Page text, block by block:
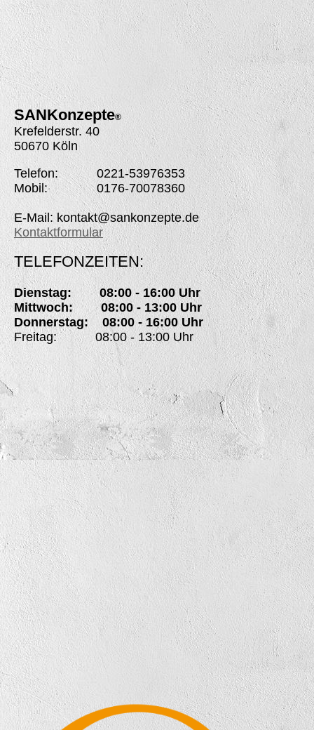
SANKonzepte®
Krefelderstr. 40
50670 Köln
Telefon: 0221-53976353
Mobil: 0176-70078360
E-Mail: kontakt@sankonzepte.de
Kontaktformular
TELEFONZEITEN:
Dienstag: 08:00 - 16:00 Uhr
Mittwoch: 08:00 - 13:00 Uhr
Donnerstag: 08:00 - 16:00 Uhr
Freitag: 08:00 - 13:00 Uhr